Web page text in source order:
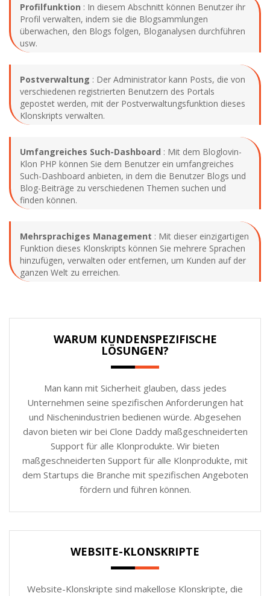
Profilfunktion : In diesem Abschnitt können Benutzer ihr
Profil verwalten, indem sie die Blogsammlungen
überwachen, den Blogs folgen, Bloganalysen durchführen
usw.
Postverwaltung : Der Administrator kann Posts, die von
verschiedenen registrierten Benutzern des Portals
gepostet werden, mit der Postverwaltungsfunktion dieses
Klonskripts verwalten.
Umfangreiches Such-Dashboard : Mit dem Bloglovin-
Klon PHP können Sie dem Benutzer ein umfangreiches
Such-Dashboard anbieten, in dem die Benutzer Blogs und
Blog-Beiträge zu verschiedenen Themen suchen und
finden können.
Mehrsprachiges Management : Mit dieser einzigartigen
Funktion dieses Klonskripts können Sie mehrere Sprachen
hinzufügen, verwalten oder entfernen, um Kunden auf der
ganzen Welt zu erreichen.
WARUM KUNDENSPEZIFISCHE
LÖSUNGEN?
Man kann mit Sicherheit glauben, dass jedes
Unternehmen seine spezifischen Anforderungen hat
und Nischenindustrien bedienen würde. Abgesehen
davon bieten wir bei Clone Daddy maßgeschneiderten
Support für alle Klonprodukte. Wir bieten
maßgeschneiderten Support für alle Klonprodukte, mit
dem Startups die Branche mit spezifischen Angeboten
fördern und führen können.
WEBSITE-KLONSKRIPTE
Website-Klonskripte sind makellose Klonskripte, die